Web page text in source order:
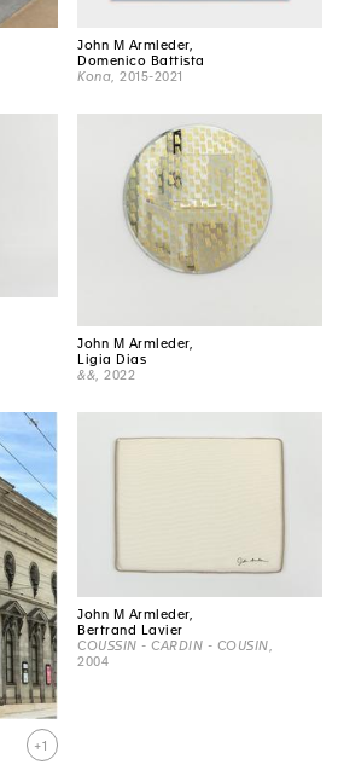
John M Armleder,
Domenico Battista
Kona , 2015-2021
John M Armleder,
Ligia Dias
&& , 2022
+1
John M Armleder,
Bertrand Lavier
COUSSIN - CARDIN - COUSIN
2004